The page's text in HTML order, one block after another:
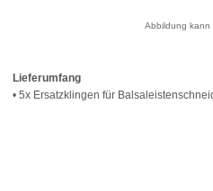
Abbildung kann
Lieferumfang
• 5x Ersatzklingen für